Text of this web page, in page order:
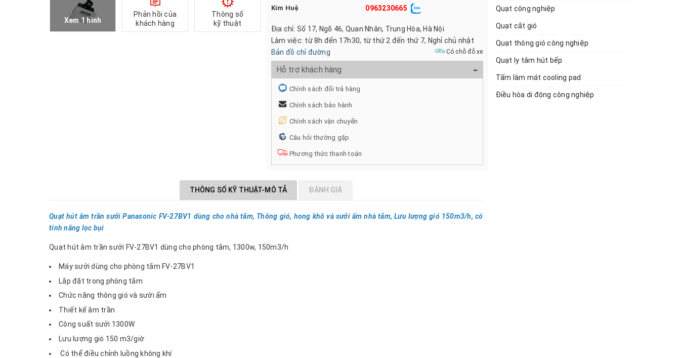
Xem 1 hình
Phản hồi của
khách hàng
Thông số
kỹ thuật
Kim Huệ : 0963230665
Địa chỉ: Số 17, Ngõ 46, Quan Nhân, Trung Hòa, Hà Nội
Làm việc: từ 8h đến 17h30, từ thứ 2 đến thứ 7, Nghỉ chủ nhật
Bản đồ chỉ đường
Có chỗ đỗ xe
Hỗ trợ khách hàng -
Chính sách đổi trả hàng
Chính sách bảo hành
Chính sách vận chuyển
Câu hỏi thường gặp
Phương thức thanh toán
THÔNG SỐ KỸ THUẬT-MÔ TẢ ĐÁNH GIÁ
Quạt hút âm trần sưởi Panasonic FV‑27BV1 dùng cho nhà tắm, Thông gió, hong khô và sưởi ấm nhà tắm, Lưu lượng gió 150m3/h, có
tính năng lọc bụi
Quạt hút âm trần sưởi FV-27BV1 dùng cho phòng tắm, 1300w, 150m3/h
Máy sưởi dùng cho phòng tắm FV-27BV1
Lắp đặt trong phòng tắm
Chức năng thông gió và sưởi ấm
Thiết kế âm trần
Công suất sưởi 1300W
Lưu lượng gió 150 m3/giờ
Có thể điều chỉnh luồng không khí
Quạt công nghiệp
Quạt cắt gió
Quạt thông gió công nghiệp
Quạt ly tâm hút bếp
Tấm làm mát cooling pad
Điều hòa di động công nghiệp